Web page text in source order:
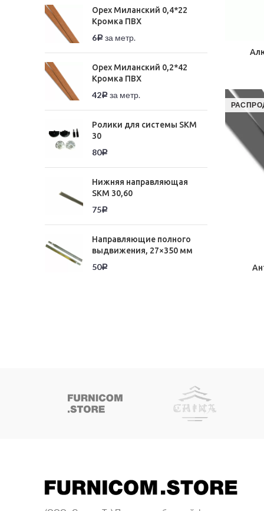
Орех Миланский 0,4*22
Кромка ПВХ
6Р за метр.
Орех Миланский 0,2*42
Кромка ПВХ
42Р за метр.
Ролики для системы SKM
30
80Р
Нижняя направляющая
SKM 30,60
75Р
Направляющие полного
выдвижения, 27×350 мм
50Р